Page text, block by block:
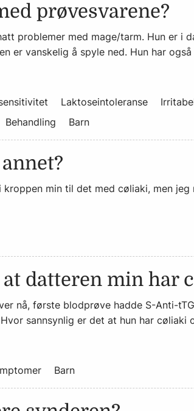
prøvesvarene?
problemer med mage/tarm. Hun er i
er vanskelig å spyle ned. Hun har
Laktoseintoleranse
Behandling Barn
min til det med cøliaki, men jeg
datteren min har
nå, første blodprøve hadde S-Anti-
sannsynlig er det at hun har cøliaki
Barn